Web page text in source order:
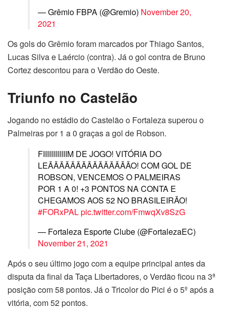
— Grêmio FBPA (@Gremio) November 20,
2021
Os gols do Grêmio foram marcados por Thiago Santos,
Lucas Silva e Laércio (contra). Já o gol contra de Bruno
Cortez descontou para o Verdão do Oeste.
Triunfo no Castelão
Jogando no estádio do Castelão o Fortaleza superou o
Palmeiras por 1 a 0 graças a gol de Robson.
FIIIIIIIIIIIIM DE JOGO! VITÓRIA DO
LEÃÃÃÃÃÃÃÃÃÃÃÃÃÃÃO! COM GOL DE
ROBSON, VENCEMOS O PALMEIRAS
POR 1 A 0! +3 PONTOS NA CONTA E
CHEGAMOS AOS 52 NO BRASILEIRÃO!
#FORxPALpic.twitter.com/FmwqXv8SzG
— Fortaleza Esporte Clube (@FortalezaEC)
November 21, 2021
Após o seu último jogo com a equipe principal antes da
disputa da final da Taça Libertadores, o Verdão ficou na 3ª
posição com 58 pontos. Já o Tricolor do Pici é o 5º após a
vitória, com 52 pontos.